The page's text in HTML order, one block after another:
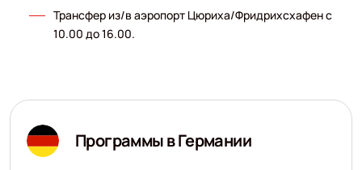
Трансфер из/в аэропорт Цюриха/Фридрихсхафен с
10.00 до 16.00.
Программы в Германии